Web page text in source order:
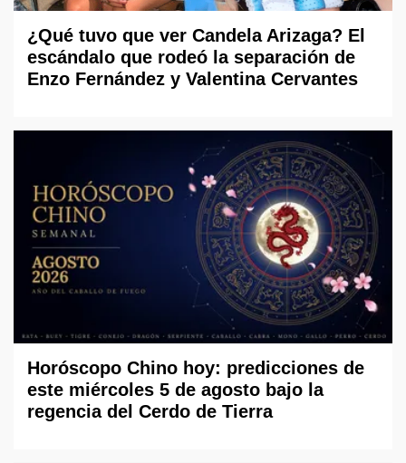
¿Qué tuvo que ver Candela Arizaga? El
escándalo que rodeó la separación de
Enzo Fernández y Valentina Cervantes
Horóscopo Chino hoy: predicciones de
este miércoles 5 de agosto bajo la
regencia del Cerdo de Tierra